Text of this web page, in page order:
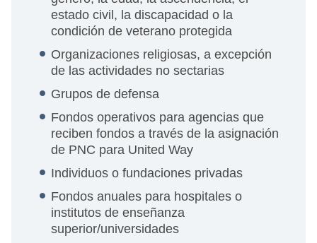
estado civil, la discapacidad o la
condición de veterano protegida
Organizaciones religiosas, a excepción
de las actividades no sectarias
Grupos de defensa
Fondos operativos para agencias que
reciben fondos a través de la asignación
de PNC para United Way
Individuos o fundaciones privadas
Fondos anuales para hospitales o
institutos de enseñanza
superior/universidades